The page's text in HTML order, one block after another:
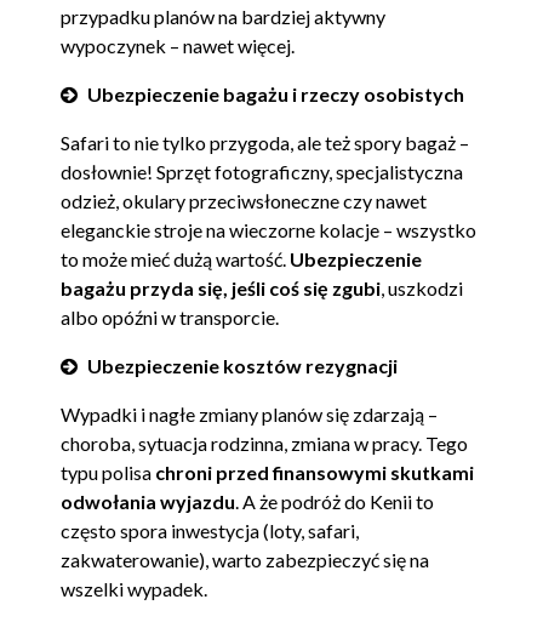
przypadku planów na bardziej aktywny
wypoczynek – nawet więcej.
Ubezpieczenie bagażu i rzeczy osobistych
Safari to nie tylko przygoda, ale też spory bagaż –
dosłownie! Sprzęt fotograficzny, specjalistyczna
odzież, okulary przeciwsłoneczne czy nawet
eleganckie stroje na wieczorne kolacje – wszystko
to może mieć dużą wartość. Ubezpieczenie
bagażu przyda się, jeśli coś się zgubi, uszkodzi
albo opóźni w transporcie.
Ubezpieczenie kosztów rezygnacji
Wypadki i nagłe zmiany planów się zdarzają –
choroba, sytuacja rodzinna, zmiana w pracy. Tego
typu polisa chroni przed finansowymi skutkami
odwołania wyjazdu. A że podróż do Kenii to
często spora inwestycja (loty, safari,
zakwaterowanie), warto zabezpieczyć się na
wszelki wypadek.